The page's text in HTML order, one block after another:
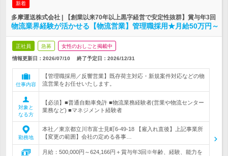
新着
多摩運送株式会社 | 【創業以来70年以上黒字経営で安定性抜群】賞与年3回
物流業界経験が活かせる【物流営業】管理職採用★月給50万円～
正社員 急募 女性のおしごと掲載中
情報更新日：2026/07/10 終了予定日： 2026/12/31
仕事内容
【管理職採用／反響営業】既存荷主対応・新規案件対応などの物
流営業をお任せいたします。
対象と
なる方
【必須】■普通自動車免許 ■物流業務経験者(営業や物流センター
業務など) ■マネジメント経験者
勤務地
本社／東京都立川市富士見町6-49-18 【雇入れ直後】上記事業所
【変更の範囲】会社の定める各事…
月給：500,000円～624,166円＋賞与年3回※年齢、経験、能力を